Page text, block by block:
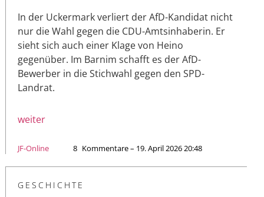
In der Uckermark verliert der AfD-Kandidat nicht
nur die Wahl gegen die CDU-Amtsinhaberin. Er
sieht sich auch einer Klage von Heino
gegenüber. Im Barnim schafft es der AfD-
Bewerber in die Stichwahl gegen den SPD-
Landrat.
weiter
JF-Online 8 Kommentare – 19. April 2026 20:48
GESCHICHTE